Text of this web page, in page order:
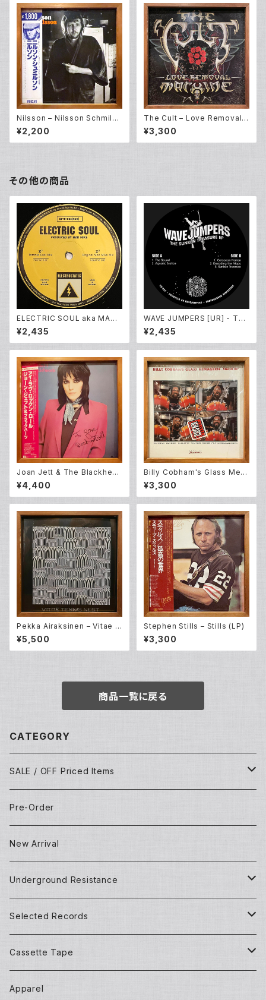
Nilsson – Nilsson Schmilss
on (LP)
¥2,200
The Cult – Love Removal
Machine (12EP)
¥3,300
その他の商品
ELECTRIC SOUL aka MAD
MIKE - ELECTRIC SOUL EP
¥2,435
WAVE JUMPERS [UR] - The
Sunken Treasure EP (12inc
h New)
¥2,435
Joan Jett & The Blackhear
ts – I Love Rock 'N Roll (L
P)
¥4,400
Billy Cobham's Glass Men
agerie – Smokin' (LP)
¥3,300
Pekka Airaksinen – Vitae T
ennis Nest (LP)
¥5,500
Stephen Stills – Stills (LP)
¥3,300
商品一覧に戻る
CATEGORY
SALE / OFF Priced Items
Dead Stocks
Techno/House/Dance Music
Used Items
Techno/House/Dance Music
Pre-Order
New Arrival
Underground Resistance
New Records
Used Records
Goods and Apparel
Selected Records
New Records
Detroit Techno / House
Dead Stock (New) Records
Cassette Tape
Mixtape
Apparel